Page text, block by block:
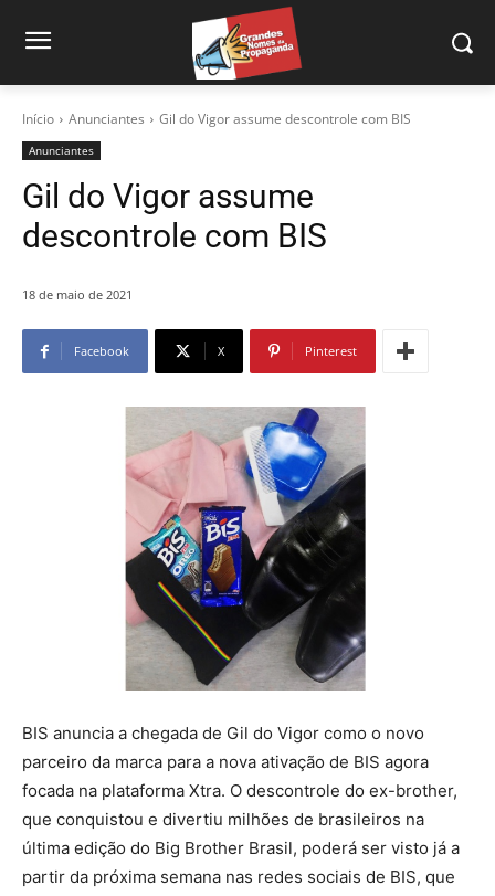
Início Anunciantes Gil do Vigor assume descontrole com BIS
Anunciantes
Gil do Vigor assume
descontrole com BIS
18 de maio de 2021
Facebook X Pinterest
BIS anuncia a chegada de Gil do Vigor como o novo
parceiro da marca para a nova ativação de BIS agora
focada na plataforma Xtra. O descontrole do ex-brother,
que conquistou e divertiu milhões de brasileiros na
última edição do Big Brother Brasil, poderá ser visto já a
partir da próxima semana nas redes sociais de BIS, que